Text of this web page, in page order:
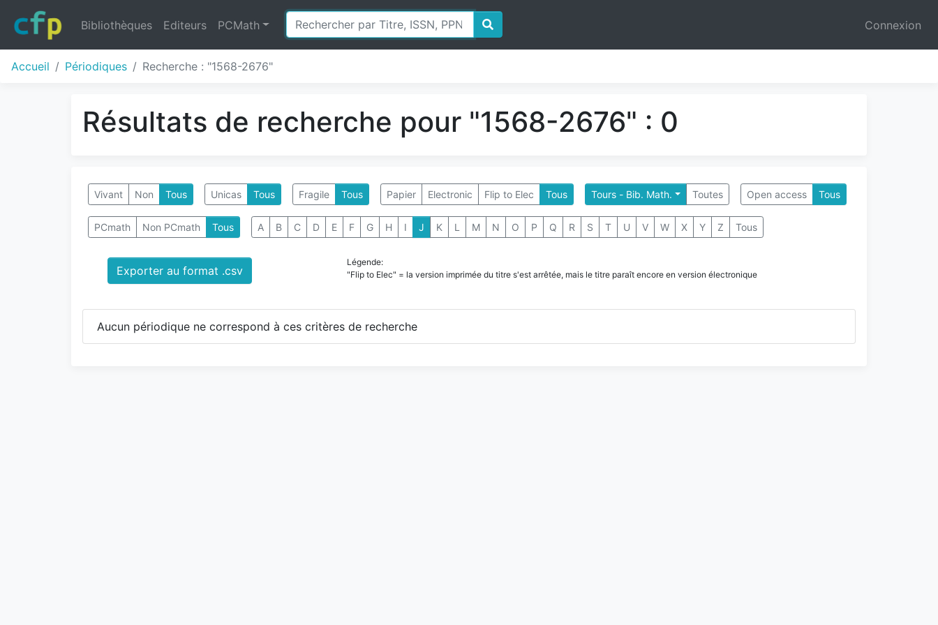
Bibliothèques Editeurs PCMath Connexion
Accueil Périodiques Recherche : "1568-2676"
Résultats de recherche pour "1568-2676" : 0
Vivant Non Tous Unicas Tous Fragile Tous Papier Electronic Flip to Elec Tous Tours - Bib. Math. Toutes Open access Tous
PCmath Non PCmath Tous A B C D E F G H I J K L M N O P Q R S T U V W X Y Z Tous
Exporter au format .csv
Légende:
"Flip to Elec" = la version imprimée du titre s'est arrêtée, mais le titre paraît encore en version électronique
Aucun périodique ne correspond à ces critères de recherche